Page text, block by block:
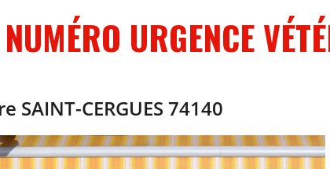
NUMÉRO URGENCE
CERGUES 74140